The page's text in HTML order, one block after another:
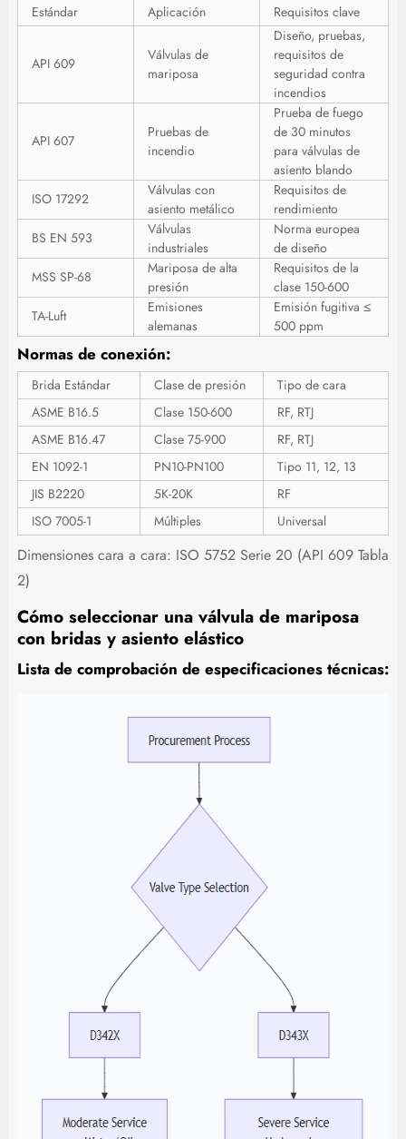
Estándar Aplicación Requisitos clave
API 609
Válvulas de
mariposa
Diseño, pruebas,
requisitos de
seguridad contra
incendios
API 607
Pruebas de
incendio
Prueba de fuego
de 30 minutos
para válvulas de
asiento blando
ISO 17292
Válvulas con
asiento metálico
Requisitos de
rendimiento
BS EN 593
Válvulas
industriales
Norma europea
de diseño
MSS SP-68
Mariposa de alta
presión
Requisitos de la
clase 150-600
TA-Luft
Emisiones
alemanas
Emisión fugitiva ≤
500 ppm
Normas de conexión:
Brida Estándar Clase de presión
Tipo de cara
ASME B16.5
Clase 150-600
RF, RTJ
ASME B16.47
Clase 75-900
RF, RTJ
EN 1092-1
PN10-PN100
Tipo 11, 12, 13
JIS B2220
5K-20K
RF
ISO 7005-1
Múltiples Universal
Dimensiones cara a cara: ISO 5752 Serie 20 (API 609 Tabla
2)
Cómo seleccionar una válvula de mariposa
con bridas y asiento elástico
Lista de comprobación de especificaciones técnicas: